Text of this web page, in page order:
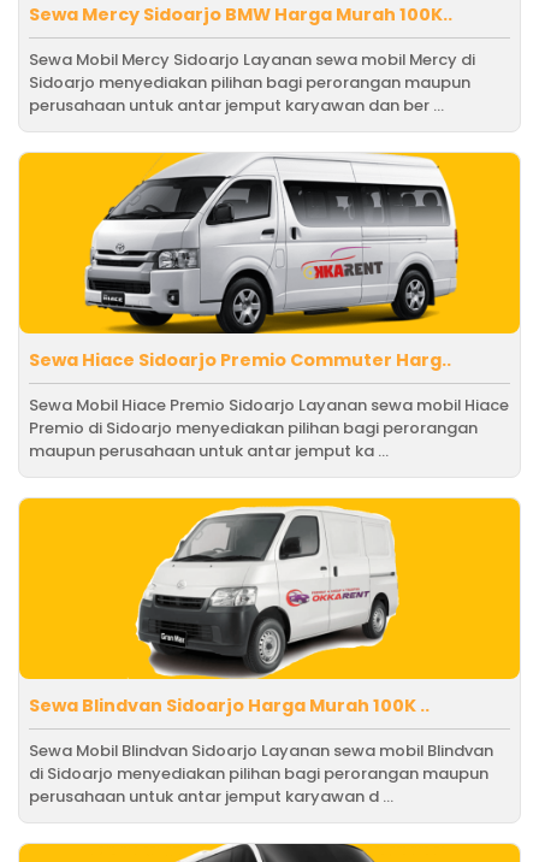
Sewa Mercy Sidoarjo BMW Harga Murah 100K..
Sewa Mobil Mercy Sidoarjo Layanan sewa mobil Mercy di
Sidoarjo menyediakan pilihan bagi perorangan maupun
perusahaan untuk antar jemput karyawan dan ber ...
Sewa Hiace Sidoarjo Premio Commuter Harg..
Sewa Mobil Hiace Premio Sidoarjo Layanan sewa mobil Hiace
Premio di Sidoarjo menyediakan pilihan bagi perorangan
maupun perusahaan untuk antar jemput ka ...
Sewa Blindvan Sidoarjo Harga Murah 100K ..
Sewa Mobil Blindvan Sidoarjo Layanan sewa mobil Blindvan
di Sidoarjo menyediakan pilihan bagi perorangan maupun
perusahaan untuk antar jemput karyawan d ...